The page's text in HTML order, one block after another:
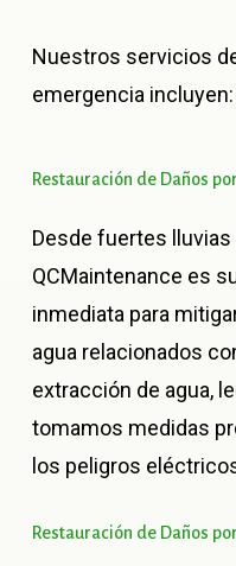
Nuestros servicios
emergencia incluyen:
Restauración de Daños por
Desde fuertes
QCMaintenance es
inmediata para
agua relacionados
extracción de agua,
tomamos medidas
los peligros
Restauración de Daños por